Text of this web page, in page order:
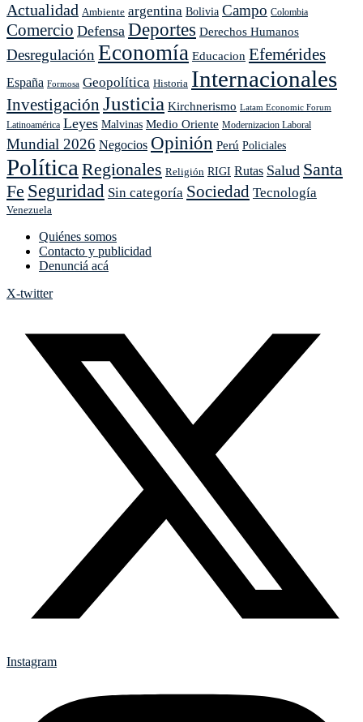
la
previa
del
Mundial
arengó
al
equipo
de
Pochettino
Actualidad Ambiente argentina Bolivia Campo Colombia
Comercio Defensa Deportes Derechos Humanos
Desregulación Economía Educacion Efemérides
España Formosa Geopolítica Historia Internacionales
Investigación Justicia Kirchnerismo Latam Economic Forum
Latinoamérica Leyes Malvinas Medio Oriente Modernizacion Laboral
Mundial 2026 Negocios Opinión Perú Policiales
Política Regionales Religión RIGI Rutas Salud Santa
Fe Seguridad Sin categoría Sociedad Tecnología
Venezuela
Quiénes somos
Contacto y publicidad
Denunciá acá
X-twitter
Instagram